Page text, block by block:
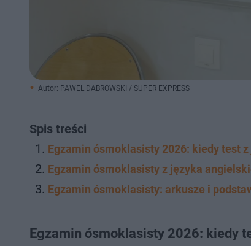
Autor: PAWEL DABROWSKI / SUPER EXPRESS
Spis treści
Egzamin ósmoklasisty 2026: kiedy test
Egzamin ósmoklasisty z języka
Egzamin ósmoklasisty: arkusze i
Egzamin ósmoklasisty 2026: kiedy